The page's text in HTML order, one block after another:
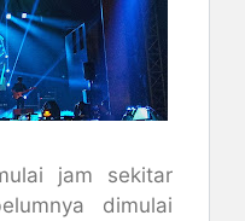
jam sekitar
dimulai